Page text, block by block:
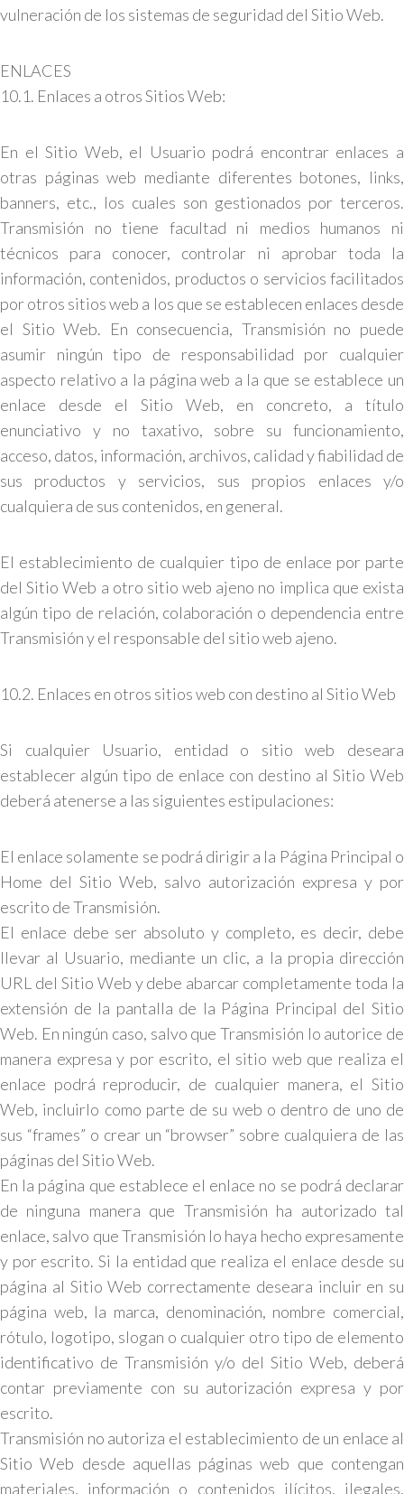
vulneración de los sistemas de seguridad del Sitio Web.
ENLACES
10.1. Enlaces a otros Sitios Web:
En el Sitio Web, el Usuario podrá encontrar enlaces a
otras páginas web mediante diferentes botones, links,
banners, etc., los cuales son gestionados por terceros.
Transmisión no tiene facultad ni medios humanos ni
técnicos para conocer, controlar ni aprobar toda la
información, contenidos, productos o servicios facilitados
por otros sitios web a los que se establecen enlaces desde
el Sitio Web. En consecuencia, Transmisión no puede
asumir ningún tipo de responsabilidad por cualquier
aspecto relativo a la página web a la que se establece un
enlace desde el Sitio Web, en concreto, a título
enunciativo y no taxativo, sobre su funcionamiento,
acceso, datos, información, archivos, calidad y fiabilidad de
sus productos y servicios, sus propios enlaces y/o
cualquiera de sus contenidos, en general.
El establecimiento de cualquier tipo de enlace por parte
del Sitio Web a otro sitio web ajeno no implica que exista
algún tipo de relación, colaboración o dependencia entre
Transmisión y el responsable del sitio web ajeno.
10.2. Enlaces en otros sitios web con destino al Sitio Web
Si cualquier Usuario, entidad o sitio web deseara
establecer algún tipo de enlace con destino al Sitio Web
deberá atenerse a las siguientes estipulaciones:
El enlace solamente se podrá dirigir a la Página Principal o
Home del Sitio Web, salvo autorización expresa y por
escrito de Transmisión.
El enlace debe ser absoluto y completo, es decir, debe
llevar al Usuario, mediante un clic, a la propia dirección
URL del Sitio Web y debe abarcar completamente toda la
extensión de la pantalla de la Página Principal del Sitio
Web. En ningún caso, salvo que Transmisión lo autorice de
manera expresa y por escrito, el sitio web que realiza el
enlace podrá reproducir, de cualquier manera, el Sitio
Web, incluirlo como parte de su web o dentro de uno de
sus “frames” o crear un “browser” sobre cualquiera de las
páginas del Sitio Web.
En la página que establece el enlace no se podrá declarar
de ninguna manera que Transmisión ha autorizado tal
enlace, salvo que Transmisión lo haya hecho expresamente
y por escrito. Si la entidad que realiza el enlace desde su
página al Sitio Web correctamente deseara incluir en su
página web, la marca, denominación, nombre comercial,
rótulo, logotipo, slogan o cualquier otro tipo de elemento
identificativo de Transmisión y/o del Sitio Web, deberá
contar previamente con su autorización expresa y por
escrito.
Transmisión no autoriza el establecimiento de un enlace al
Sitio Web desde aquellas páginas web que contengan
materiales, información o contenidos ilícitos, ilegales,